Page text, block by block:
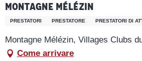
Montagne Mélézin
PRESTATORI PRESTATORE PRESTATORI DI
Montagne Mélézin, Villages Clubs
Come arrivare